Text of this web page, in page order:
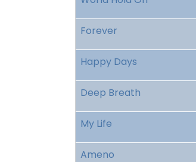
Forever
Happy Days
Deep Breath
My Life
Ameno